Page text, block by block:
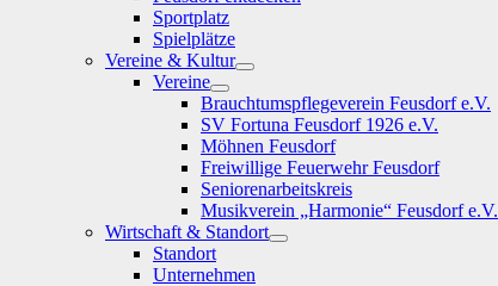
Sportplatz
Spielplätze
Vereine & Kultur
Show
sub
menu
Vereine
Show
sub
menu
Brauchtumspflegeverein Feusdorf e.V.
SV Fortuna Feusdorf 1926 e.V.
Möhnen Feusdorf
Freiwillige Feuerwehr Feusdorf
Seniorenarbeitskreis
Musikverein „Harmonie“ Feusdorf e.V.
Wirtschaft & Standort
Show
Standort
Unternehmen